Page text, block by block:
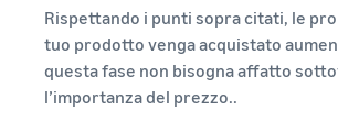
Rispettando i punti sopra citati, le
tuo prodotto venga acquistato
questa fase non bisogna affatto
l’importanza del prezzo..